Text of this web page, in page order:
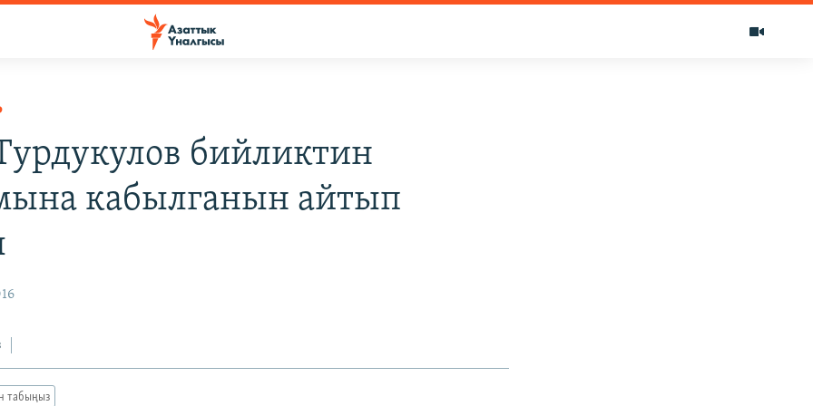
бийликтин
кабылганын айтып
табыңыз